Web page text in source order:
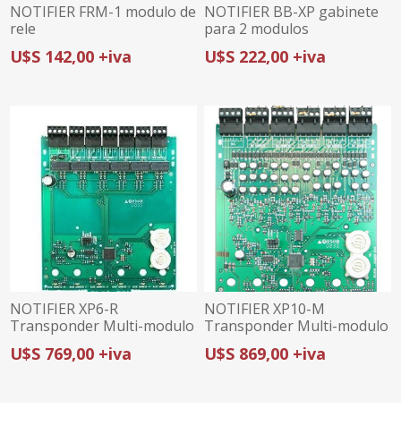
NOTIFIER FRM-1 modulo de
rele
U$S 142,00 +iva
NOTIFIER BB-XP gabinete
para 2 modulos
U$S 222,00 +iva
NOTIFIER XP6-R
Transponder Multi-modulo
relé x 6 salidas
U$S 769,00 +iva
NOTIFIER XP10-M
Transponder Multi-modulo
monitoreo x10 entradas
U$S 869,00 +iva